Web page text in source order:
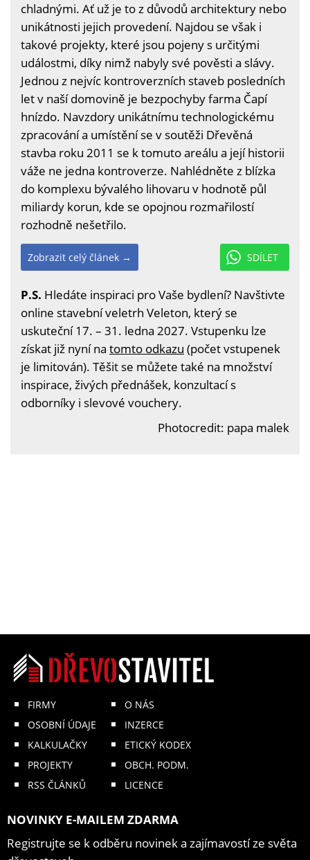
chladnými. Ať už je to z důvodů architektury nebo
unikátnosti jejich provedení. Najdou se však i
takové projekty, které jsou pojeny s určitými
událostmi, díky nimž nabyly své pověsti a slávy.
Jednou z nejvíc kontroverzních staveb posledních
let v naší domovině je bezpochyby farma Čapí
hnízdo. Navzdory unikátnímu technologickému
zpracování a umístění se v soutěži Dřevěná
stavba roku 2011 se k tomuto areálu a její historii
váže ne jedna kontroverze. Nahlédněte z blízka
do komplexu bývalého lihovaru v hodnotě půl
miliardy korun, kde se opojnou rozmařilostí
rozhodně nešetřilo.
SDÍLET
Zobrazit celý článek →
P.S. Hledáte inspiraci pro Vaše bydlení? Navštivte
online stavební veletrh Veleton, který se
uskuteční 17. – 31. ledna 2027. Vstupenku lze
získat již nyní na tomto odkazu (počet vstupenek
je limitován). Těšit se můžete také na množství
inspirace, živých přednášek, konzultací s
odborníky i slevové vouchery.
Photocredit: papa malek
FIRMY
OSOBNÍ ÚDAJE
KALKULAČKY
PROJEKTY
RSS ČLÁNKŮ
O NÁS
INZERCE
ETICKÝ KODEX
OBCH. PODM.
LICENCE
NOVINKY E-MAILEM ZDARMA
Registrujte se k odběru novinek a zajímavostí ze světa